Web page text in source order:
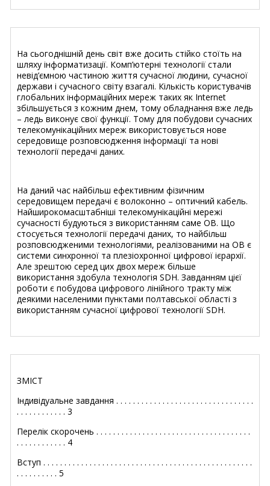
На сьогоднішній день світ вже досить стійко стоїть на
шляху інформатизації. Комп’ютерні технології стали
невід’ємною частиною життя сучасної людини, сучасної
держави і сучасного світу взагалі. Кількість користувачів
глобальних інформаційних мереж таких як Internet
збільшується з кожним днем, тому обладнання вже ледь
– ледь виконує свої функції. Тому для побудови сучасних
телекомунікаційних мереж використовується нове
середовище розповсюдження інформації та нові
технології передачі даних.
На даний час найбільш ефективним фізичним
середовищем передачі є волоконно – оптичний кабель.
Найширокомасштабніші телекомунікаційні мережі
сучасності будуються з використанням саме ОВ. Що
стосується технології передачі даних, то найбільш
розповсюдженими технологіями, реалізованими на ОВ є
системи синхронної та плезіохронної цифрової ієрархії.
Але зрештою серед цих двох мереж більше
використання здобула технологія SDH. Завданням цієї
роботи є побудова цифрового лінійного тракту між
деякими населеними пунктами полтавської області з
використанням сучасної цифрової технології SDH.
ЗМІСТ
Індивідуальне завдання . . . . . . . . . . . . . . . . . . . . . . . . . . . . . . . . .
. . . . . . . . . . . . 3
Перелік скорочень . . . . . . . . . . . . . . . . . . . . . . . . . . . . . . . . . . . . .
. . . . . . . . . . . . 4
Вступ . . . . . . . . . . . . . . . . . . . . . . . . . . . . . . . . . . . . . . . . . . . . . . . . . .
. . . . . . . . . . 5